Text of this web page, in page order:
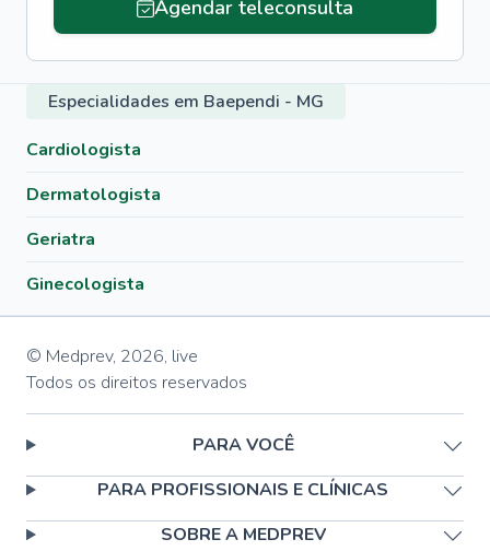
Agendar teleconsulta
Especialidades em Baependi - MG
Cardiologista
Dermatologista
Geriatra
Ginecologista
© Medprev, 2026, live
Todos os direitos reservados
PARA VOCÊ
PARA PROFISSIONAIS E CLÍNICAS
SOBRE A MEDPREV